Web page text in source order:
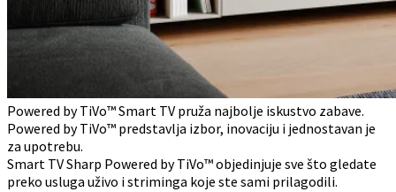
Powered by TiVo™ Smart TV pruža najbolje iskustvo zabave.
Powered by TiVo™ predstavlja izbor, inovaciju i jednostavan je
za upotrebu.
Smart TV Sharp Powered by TiVo™ objedinjuje sve što gledate
preko usluga uživo i striminga koje ste sami prilagodili.